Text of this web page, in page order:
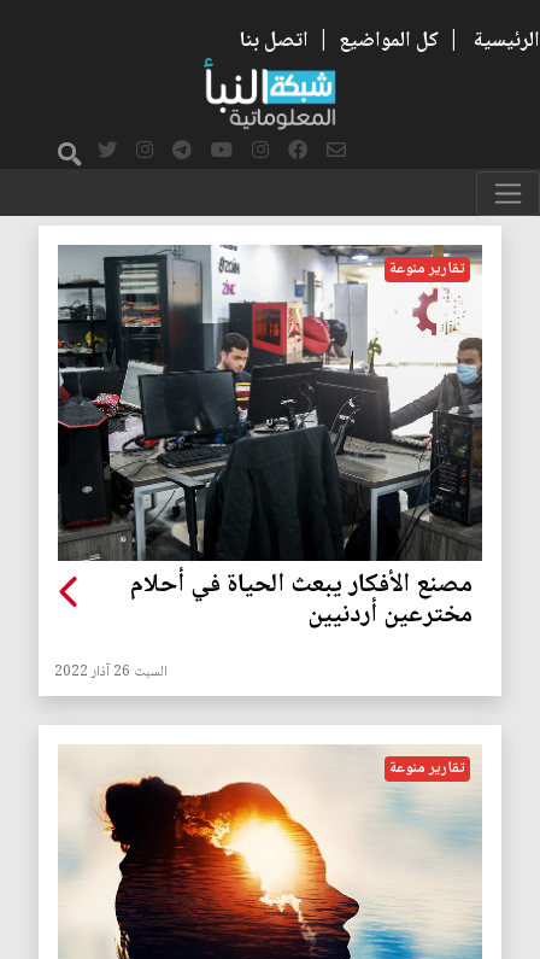
الرئيسية | كل المواضيع | اتصل بنا
الأفكار
تقارير منوعة
مصنع الأفكار يبعث الحياة في أحلام
مخترعين أردنيين
السبت 26 آذار 2022
تقارير منوعة